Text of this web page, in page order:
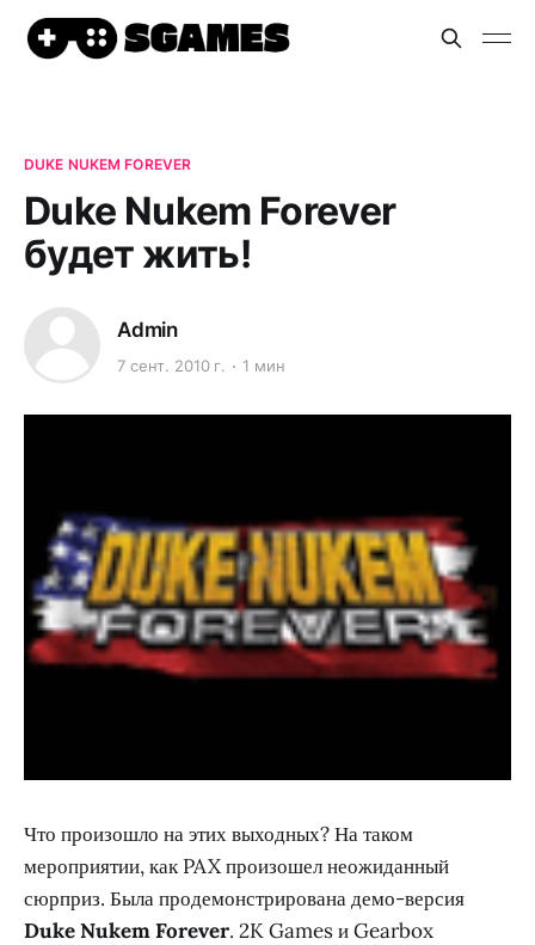
DUKE NUKEM FOREVER
Duke Nukem Forever
будет жить!
Admin
7 сент. 2010 г. 1 мин
Что произошло на этих выходных? На таком
мероприятии, как PAX произошел неожиданный
сюрприз. Была продемонстрирована демо-версия
Duke Nukem Forever. 2K Games и Gearbox